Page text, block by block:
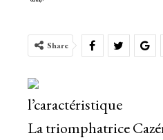
Share
l’caractéristique
La triomphatrice